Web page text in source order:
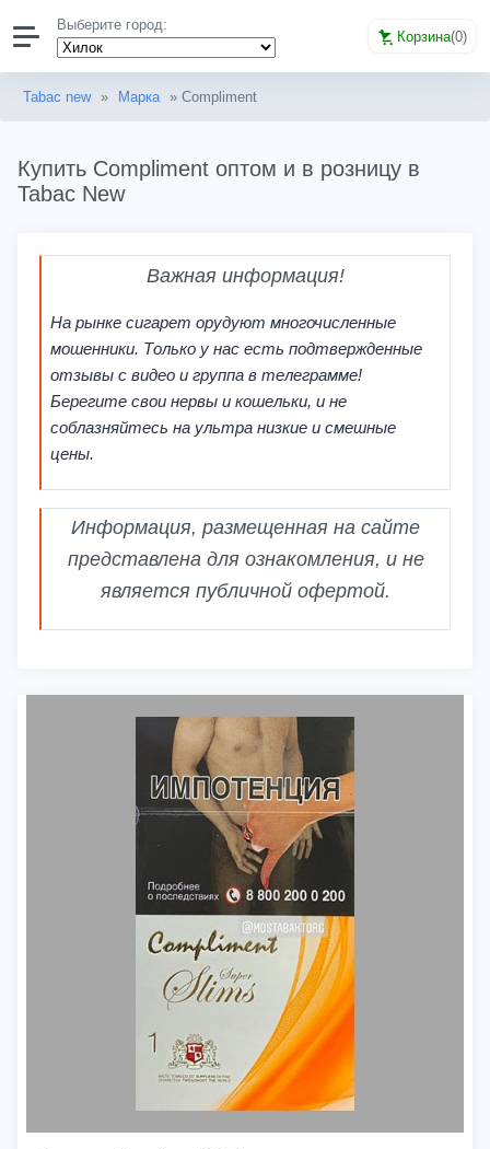
Выберите город:
Корзина(0)
Tabac new » Марка » Compliment
Купить Compliment оптом и в розницу в
Tabac New
Важная информация!
На рынке сигарет орудуют многочисленные
мошенники. Только у нас есть подтвержденные
отзывы с видео и группа в телеграмме!
Берегите свои нервы и кошельки, и не
соблазняйтесь на ультра низкие и смешные
цены.
Информация, размещенная на сайте
представлена для ознакомления, и не
является публичной офертой.